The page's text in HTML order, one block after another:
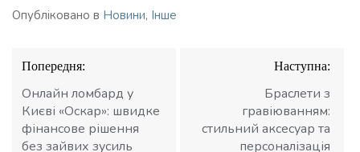
Опубліковано в Новини, Інше
Навігація
записів
Попередня:
Онлайн ломбард у
Києві «Оскар»: швидке
фінансове рішення
без зайвих зусиль
Наступна:
Браслети з
гравіюванням:
стильний аксесуар та
персоналізація